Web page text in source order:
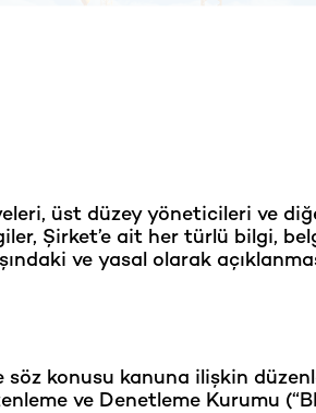
üst düzey yöneticileri ve
Şirket’e ait her türlü bilgi,
ve yasal olarak
söz konusu kanuna ilişkin
ve Denetleme Kurumu